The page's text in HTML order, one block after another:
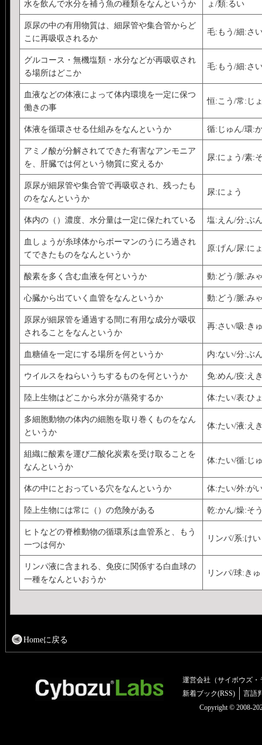
水を飲んで水分を補う魚の種類をなんというか
ょ/類:るい
原尿の中の有用物質は、細尿管や集合管からど
こに再吸収されるか
毛:もう/細:さ
グルコース・無機塩類・水分などが再吸収され
る場所はどこか
毛:もう/細:さ
血液などの体液によって体内環境を一定に保つ
働きの事
恒:こう/常:じ
体液を循環させる仕組みをなんというか 循:じゅん/環:
アミノ酸が分解されてできた有害なアンモニア
を、肝臓では何という物質に変えるか
尿:にょう/素:
原尿が細尿管や集合管で再吸収され、残ったも
のをなんというか
尿:にょう
体内の（）濃度、水分量は一定に保たれている 塩:えん/分:ぶ
血しょうが糸球体からボーマンのうにろ過され
てできたものをなんというか
原:げん/尿:に
酸素を多く含む血液を何というか 動:どう/脈:み
心臓から出ていく血管をなんというか 動:どう/脈:み
原尿が細尿管を通過する間に有用な成分が吸収
されることをなんというか
再:さい/吸:き
血糖値を一定にする場所を何というか 内:ない/分:ぶ
ウイルスをねらいうちするものを何というか 免:めん/疫:え
陸上生物はどこから水分が蒸発するか 体:たい/表:ひ
多細胞動物の体内の細胞を取り巻くものをなん
というか
体:たい/液:え
組織に酸素を運び二酸化炭素を受け取ることを
なんというか
体:たい/循:じ
体の中にとおっている穴をなんというか 体:たい/外:が
陸上生物には常に（）の危険がある 乾:かん/燥:そ
ヒトなどの脊椎動物の循環系は血管系と、もう
一つは何か
リンパ/系:けい
リンパ液に含まれる、免疫に関係する白血球の
一種をなんといおうか
リンパ/球:き
Homeに戻る
運営会社（サイボウズ・
新着ブック(RSS)
言語
Copyright © 2008-